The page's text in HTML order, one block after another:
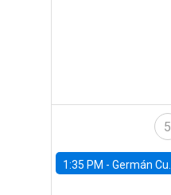
5
1:35 PM - Germán Cubas, University of Houston